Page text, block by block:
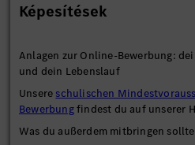
Képesítések
Anlagen zur Online-Bewerbung:
und dein Lebenslauf
Unsere schulischen
Bewerbungfindest du auf unserer
Was du außerdem mitbringen